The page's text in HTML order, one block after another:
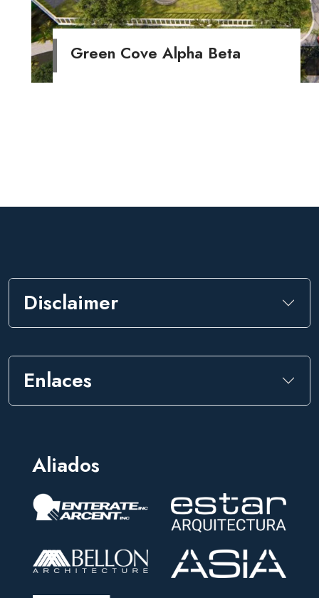
Green Cove Alpha Beta
Disclaimer
Enlaces
Aliados